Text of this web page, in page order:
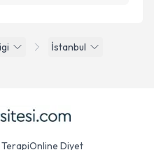
İstanbul
Online Diyet